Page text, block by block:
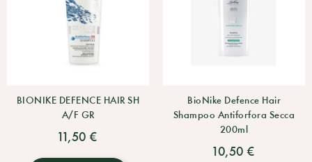
BIONIKE DEFENCE HAIR SH
A/F GR
11,50 €
BioNike Defence Hair
Shampoo Antiforfora Secca
200ml
10,50 €